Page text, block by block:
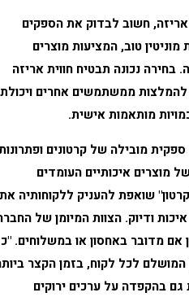
, חשוב לבדוק את הספקים
טוב, המציעות מוצרים
בחירה נכונה תבטיח חווית אריזה
ממשתמשים אחרים ויכולת
מותאמות אישית.
מובילה של קרטונים ופתרונות
מוצרים איכותיים העומדים
שואפת להעניק ללקוחותיה את
ודיוק. הצוות המיומן של החברה
אם מדובר באחסון או במשלוחים. "כל
לכל לקוח, בזמן הקצר ביותר
בהקפדה על ערכים ירוקים